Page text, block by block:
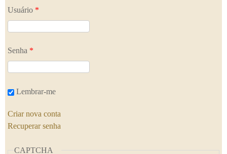
Usuário *
Senha *
Lembrar-me
Criar nova conta
Recuperar senha
CAPTCHA